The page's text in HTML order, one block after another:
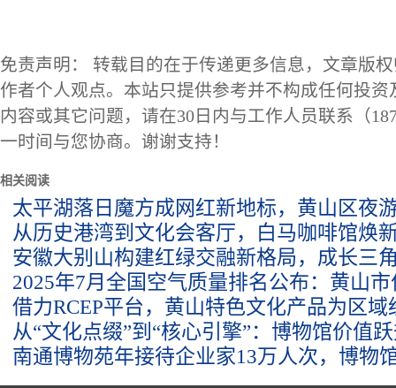
免责声明： 转载目的在于传递更多信息，文章版
作者个人观点。本站只提供参考并不构成任何投
内容或其它问题，请在30日内与工作人员联系（
一时间与您协商。谢谢支持！
相关阅读
太平湖落日魔方成网红新地标，黄山区夜
从历史港湾到文化会客厅，白马咖啡馆焕
安徽大别山构建红绿交融新格局，成长三
2025年7月全国空气质量排名公布：黄山
借力RCEP平台，黄山特色文化产品为区
从“文化点缀”到“核心引擎”：博物馆价值
南通博物苑年接待企业家13万人次，博物